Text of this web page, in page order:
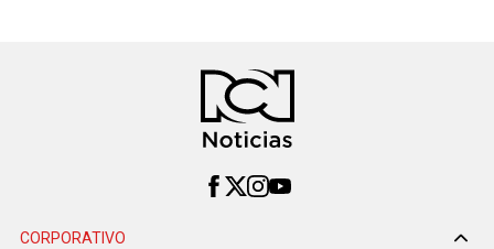
CORPORATIVO